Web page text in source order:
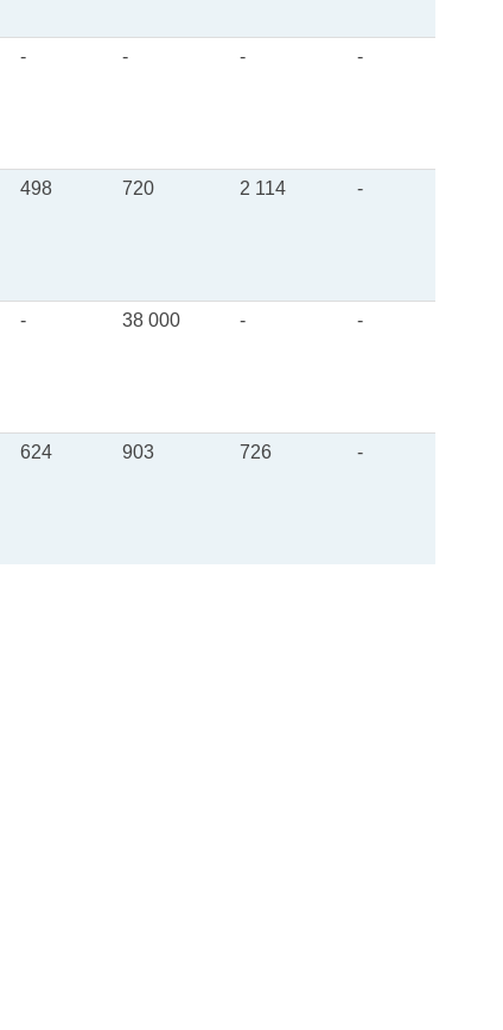
- - - -
498 720 2 114 -
- 38 000 - -
624 903 726 -